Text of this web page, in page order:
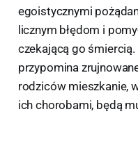
egoistycznymi
licznym błędom i
czekającą go
przypomina
rodziców mieszkanie,
ich chorobami, będą